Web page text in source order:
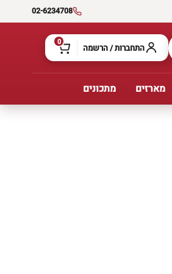
02-6234708
התחברות / הרשמה 0
מארזים מתכונים